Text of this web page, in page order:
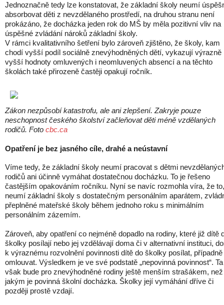
Jednoznačně tedy lze konstatovat, že základní školy neumí
absorbovat děti z nevzdělaného prostředí, na druhou stranu není
prokázáno, že docházka jeden rok do MŠ by měla pozitivní vliv na
úspěšné zvládání nároků základní školy.
V rámci kvalitativního šetření bylo zároveň zjištěno, že školy, kam
chodí vyšší podíl sociálně znevýhodněných dětí, vykazují výrazně
vyšší hodnoty omluvených i neomluvených absencí a na těchto
školách také přirozeně častěji opakují ročník.
Zákon nezpůsobí katastrofu, ale ani zlepšení. Zakryje pouze
neschopnost českého školství začleňovat děti méně vzdělaných
rodičů. Foto cbc.ca
Opatření je bez jasného cíle, drahé a neústavní
Víme tedy, že základní školy neumí pracovat s dětmi
rodičů ani účinně vymáhat dostatečnou docházku. To je řešeno
častějším opakováním ročníku. Nyní se navíc rozmohla víra, že
neumí základní školy s dostatečným personálním aparátem,
přeplněné mateřské školy během jednoho roku s minimálním
personálním zázemím.
Zároveň, aby opatření co nejméně dopadlo na rodiny, které již dítě
školky posílají nebo jej vzdělávají doma či v alternativní instituci,
k výraznému rozvolnění povinnosti dítě do školky posílat, případně
omlouvat. Výsledkem je ve své podstatě „nepovinná povinnost“. Ta
však bude pro znevýhodněné rodiny ještě menším strašákem, než
jakým je povinná školní docházka. Školky její vymáhání dříve či
později prostě vzdají.